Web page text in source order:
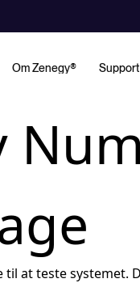
Om Zenegy® Support
at teste systemet.